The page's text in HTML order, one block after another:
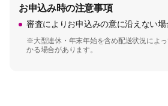
お申込み時の注意事項
審査によりお申込みの意に沿えない場
※大型連休・年末年始を含め配送状況によ
かる場合があります。